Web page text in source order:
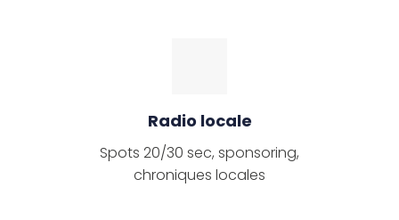
Radio locale
Spots 20/30 sec, sponsoring,
chroniques locales